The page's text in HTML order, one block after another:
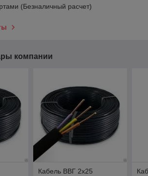
(Безналичный расчет)
компании
Кабель ВВГ 2х25